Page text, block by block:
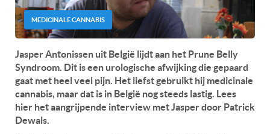
MEDICINALE CANNABIS
Jasper Antonissen uit België lijdt aan het Prune Belly
Syndroom. Dit is een urologische afwijking die gepaard
gaat met heel veel pijn. Het liefst gebruikt hij medicinale
cannabis, maar dat is in België nog steeds lastig. Lees
hier het aangrijpende interview met Jasper door Patrick
Dewals.